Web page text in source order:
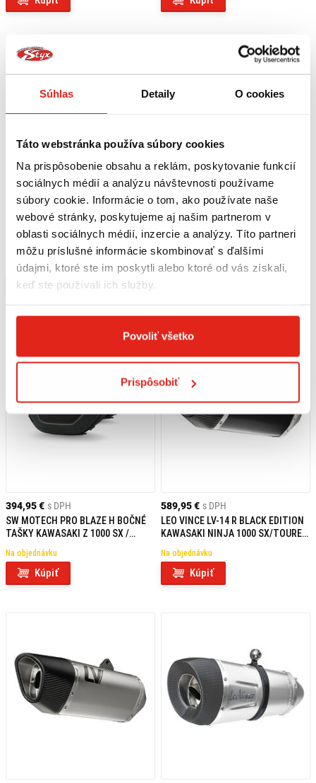
Súhlas Detaily O cookies
Táto webstránka používa súbory cookies
Na prispôsobenie obsahu a reklám, poskytovanie funkcií
sociálnych médií a analýzu návštevnosti používame
súbory cookie. Informácie o tom, ako používate naše
webové stránky, poskytujeme aj našim partnerom v
oblasti sociálnych médií, inzercie a analýzy. Títo partneri
môžu príslušné informácie skombinovať s ďalšími
údajmi, ktoré ste im poskytli alebo ktoré od vás získali,
keď ste používali ich služby.
Povoliť všetko
Prispôsobiť
719,95 € s DPH
LEO VINCE VÝFUK LV-14 R
TITANIUM KAWASAKI NINJA
1000/1100 SX/TOURER / Z 1100
NEHOMOLOGOVANÝ
Na objednávku
Kúpiť
129,95 € s DPH
HS MOTO PREDNÉ LED SMEROVKY
DO KAPOTÁŽE KAWASAKI
Na objednávku
394,95 € s DPH
SW MOTECH PRO BLAZE H BOČNÉ
TAŠKY KAWASAKI Z 1000 SX /
Na objednávku
Kúpiť
589,95 € s DPH
LEO VINCE LV-14 R BLACK EDITION
KAWASAKI NINJA 1000 SX/TOURER
Na objednávku
Kúpiť